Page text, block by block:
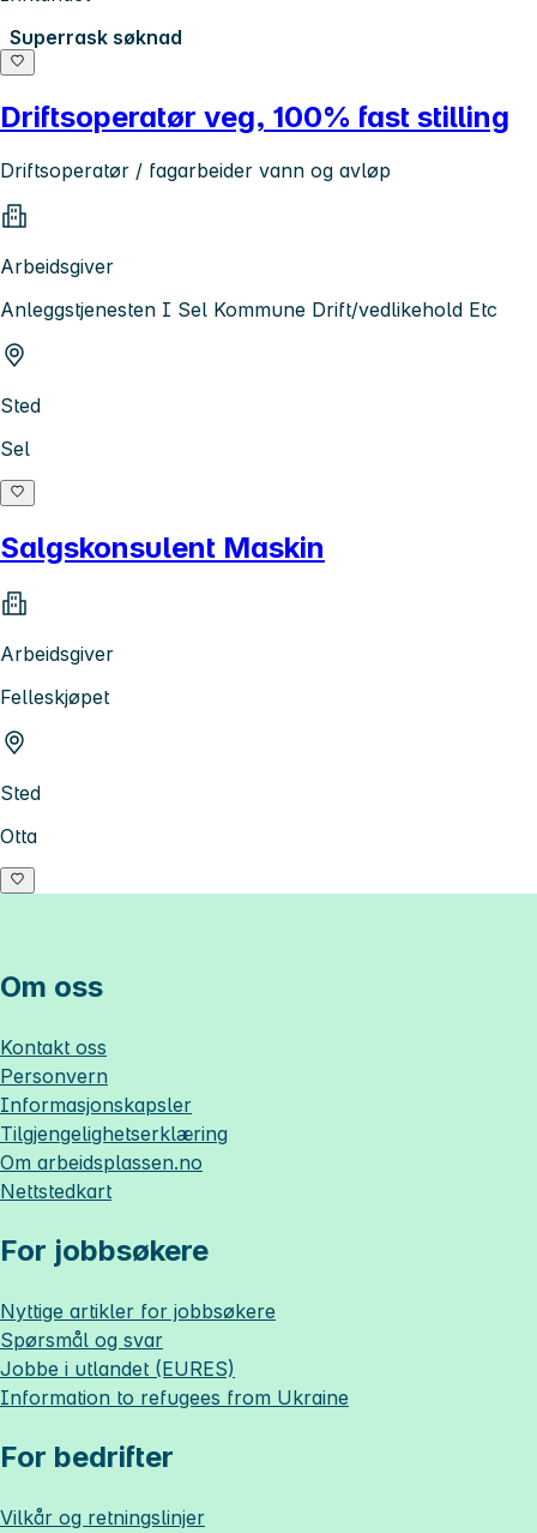
Superrask søknad
Driftsoperatør veg, 100% fast stilling
Driftsoperatør / fagarbeider vann og avløp
Arbeidsgiver
Anleggstjenesten I Sel Kommune Drift/vedlikehold Etc
Sted
Sel
Salgskonsulent Maskin
Arbeidsgiver
Felleskjøpet
Sted
Otta
Om oss
Kontakt oss
Personvern
Informasjonskapsler
Tilgjengelighetserklæring
Om arbeidsplassen.no
Nettstedkart
For jobbsøkere
Nyttige artikler for jobbsøkere
Spørsmål og svar
Jobbe i utlandet (EURES)
Information to refugees from Ukraine
For bedrifter
Vilkår og retningslinjer